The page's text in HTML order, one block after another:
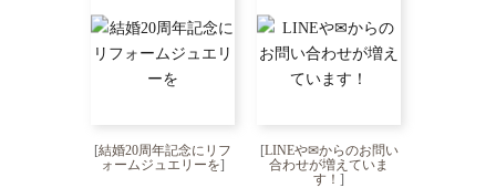
[結婚20周年記念にリフ
ォームジュエリーを]
[LINEや✉からのお問い
合わせが増えていま
す！ ]